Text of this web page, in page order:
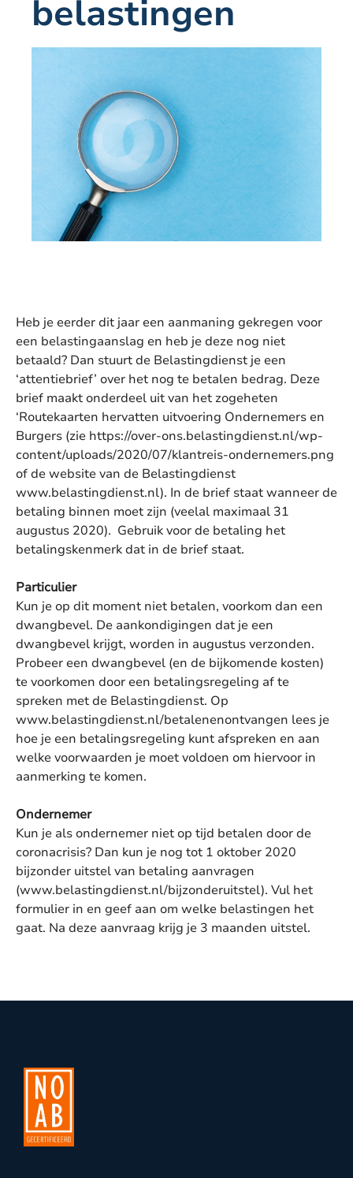
belastingen
Heb je eerder dit jaar een aanmaning gekregen voor
een belastingaanslag en heb je deze nog niet
betaald? Dan stuurt de Belastingdienst je een
‘attentiebrief’ over het nog te betalen bedrag. Deze
brief maakt onderdeel uit van het zogeheten
‘Routekaarten hervatten uitvoering Ondernemers en
Burgers (zie https://over-ons.belastingdienst.nl/wp-
content/uploads/2020/07/klantreis-ondernemers.png
of de website van de Belastingdienst
www.belastingdienst.nl). In de brief staat wanneer de
betaling binnen moet zijn (veelal maximaal 31
augustus 2020). Gebruik voor de betaling het
betalingskenmerk dat in de brief staat.
Particulier
Kun je op dit moment niet betalen, voorkom dan een
dwangbevel. De aankondigingen dat je een
dwangbevel krijgt, worden in augustus verzonden.
Probeer een dwangbevel (en de bijkomende kosten)
te voorkomen door een betalingsregeling af te
spreken met de Belastingdienst. Op
www.belastingdienst.nl/betalenenontvangen lees je
hoe je een betalingsregeling kunt afspreken en aan
welke voorwaarden je moet voldoen om hiervoor in
aanmerking te komen.
Ondernemer
Kun je als ondernemer niet op tijd betalen door de
coronacrisis? Dan kun je nog tot 1 oktober 2020
bijzonder uitstel van betaling aanvragen
(www.belastingdienst.nl/bijzonderuitstel). Vul het
formulier in en geef aan om welke belastingen het
gaat. Na deze aanvraag krijg je 3 maanden uitstel.